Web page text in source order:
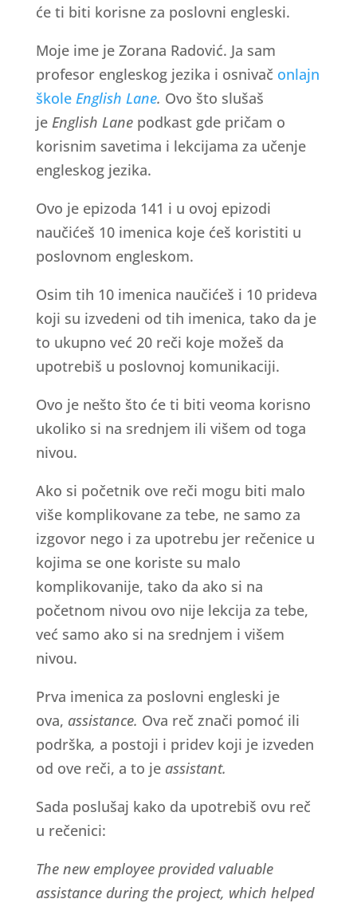
će ti biti korisne za poslovni engleski.
Moje ime je Zorana Radović. Ja sam
profesor engleskog jezika i osnivač onlajn
škole English Lane. Ovo što slušaš
je English Lane podkast gde pričam o
korisnim savetima i lekcijama za učenje
engleskog jezika.
Ovo je epizoda 141 i u ovoj epizodi
naučićeš 10 imenica koje ćeš koristiti u
poslovnom engleskom.
Osim tih 10 imenica naučićeš i 10 prideva
koji su izvedeni od tih imenica, tako da je
to ukupno već 20 reči koje možeš da
upotrebiš u poslovnoj komunikaciji.
Ovo je nešto što će ti biti veoma korisno
ukoliko si na srednjem ili višem od toga
nivou.
Ako si početnik ove reči mogu biti malo
više komplikovane za tebe, ne samo za
izgovor nego i za upotrebu jer rečenice u
kojima se one koriste su malo
komplikovanije, tako da ako si na
početnom nivou ovo nije lekcija za tebe,
već samo ako si na srednjem i višem
nivou.
Prva imenica za poslovni engleski je
ova, assistance. Ova reč znači pomoć ili
podrška, a postoji i pridev koji je izveden
od ove reči, a to je assistant.
Sada poslušaj kako da upotrebiš ovu reč
u rečenici:
The new employee provided valuable
assistance during the project, which helped